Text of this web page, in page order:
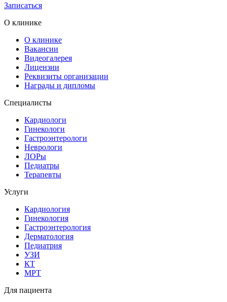
Записаться
О клинике
О клинике
Вакансии
Видеогалерея
Лицензии
Реквизиты организации
Награды и дипломы
Специалисты
Кардиологи
Гинекологи
Гастроэнтерологи
Неврологи
ЛОРы
Педиатры
Терапевты
Услуги
Кардиология
Гинекология
Гастроэнтерология
Дерматология
Педиатрия
УЗИ
КТ
МРТ
Для пациента